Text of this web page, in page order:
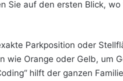
Sie auf den ersten Blick,
Parkposition oder
wie Orange oder Gelb, um
hilft der ganzen